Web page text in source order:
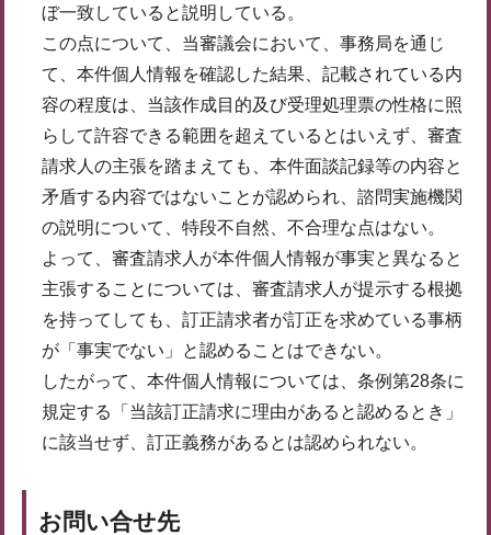
ぼ一致していると説明している。
この点について、当審議会において、事務局を通じ
て、本件個人情報を確認した結果、記載されている内
容の程度は、当該作成目的及び受理処理票の性格に照
らして許容できる範囲を超えているとはいえず、審査
請求人の主張を踏まえても、本件面談記録等の内容と
矛盾する内容ではないことが認められ、諮問実施機関
の説明について、特段不自然、不合理な点はない。
よって、審査請求人が本件個人情報が事実と異なると
主張することについては、審査請求人が提示する根拠
を持ってしても、訂正請求者が訂正を求めている事柄
が「事実でない」と認めることはできない。
したがって、本件個人情報については、条例第28条に
規定する「当該訂正請求に理由があると認めるとき」
に該当せず、訂正義務があるとは認められない。
お問い合せ先